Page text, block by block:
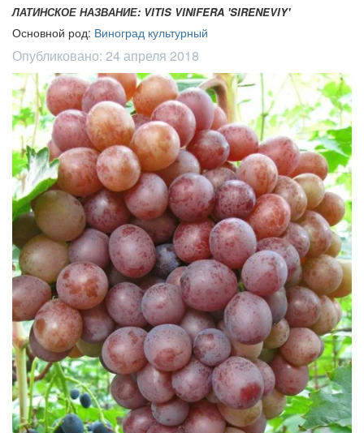
ЛАТИНСКОЕ НАЗВАНИЕ: VITIS VINIFERA 'SIRENEVIY'
Основной род: Виноград культурный
Опубликовано: 24 апреля 2018